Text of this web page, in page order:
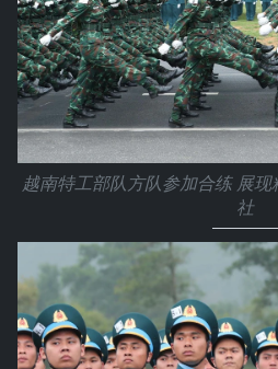
越南特工部队方队参加合练 展
社